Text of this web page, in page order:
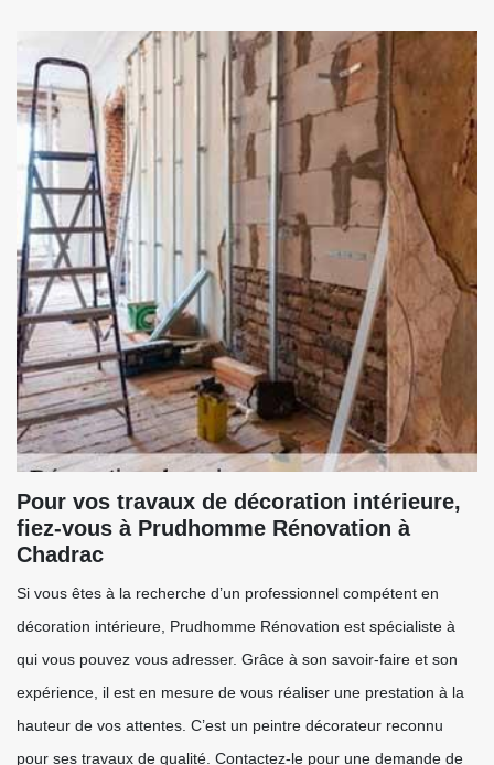
Pour vos travaux de décoration intérieure,
fiez-vous à Prudhomme Rénovation à
Chadrac
Si vous êtes à la recherche d’un professionnel compétent en
décoration intérieure, Prudhomme Rénovation est spécialiste à
qui vous pouvez vous adresser. Grâce à son savoir-faire et son
expérience, il est en mesure de vous réaliser une prestation à la
hauteur de vos attentes. C’est un peintre décorateur reconnu
pour ses travaux de qualité. Contactez-le pour une demande de